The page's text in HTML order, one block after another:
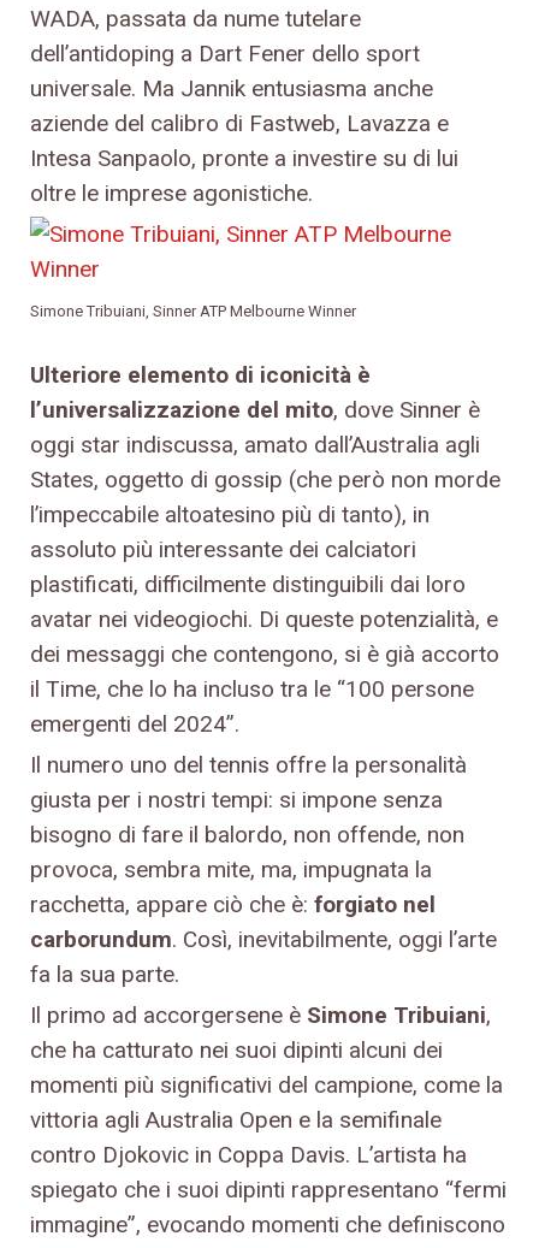
WADA, passata da nume tutelare
dell’antidoping a Dart Fener dello sport
universale. Ma Jannik entusiasma anche
aziende del calibro di Fastweb, Lavazza e
Intesa Sanpaolo, pronte a investire su di lui
oltre le imprese agonistiche.
Simone Tribuiani, Sinner ATP Melbourne Winner
Ulteriore elemento di iconicità è
l’universalizzazione del mito, dove Sinner è
oggi star indiscussa, amato dall’Australia agli
States, oggetto di gossip (che però non morde
l’impeccabile altoatesino più di tanto), in
assoluto più interessante dei calciatori
plastificati, difficilmente distinguibili dai loro
avatar nei videogiochi. Di queste potenzialità, e
dei messaggi che contengono, si è già accorto
il Time, che lo ha incluso tra le “100 persone
emergenti del 2024”.
Il numero uno del tennis offre la personalità
giusta per i nostri tempi: si impone senza
bisogno di fare il balordo, non offende, non
provoca, sembra mite, ma, impugnata la
racchetta, appare ciò che è: forgiato nel
carborundum. Così, inevitabilmente, oggi l’arte
fa la sua parte.
Il primo ad accorgersene è Simone Tribuiani,
che ha catturato nei suoi dipinti alcuni dei
momenti più significativi del campione, come la
vittoria agli Australia Open e la semifinale
contro Djokovic in Coppa Davis. L’artista ha
spiegato che i suoi dipinti rappresentano “fermi
immagine”, evocando momenti che definiscono